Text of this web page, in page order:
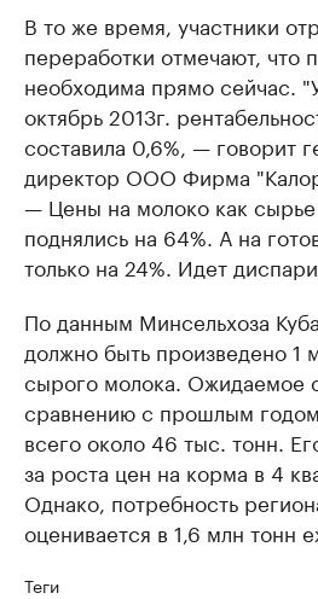
В то же время, участники
переработки отмечают, что
необходима прямо сейчас.
октябрь 2013г.
составила 0,6%, — говорит
директор ООО Фирма
— Цены на молоко как сырье
поднялись на 64%. А на
только на 24%. Идет
По данным Минсельхоза
должно быть произведено 1
сырого молока. Ожидаемое
сравнению с прошлым годом
всего около 46 тыс. тонн.
за роста цен на корма в 4
Однако, потребность
оценивается в 1,6 млн тонн
Теги